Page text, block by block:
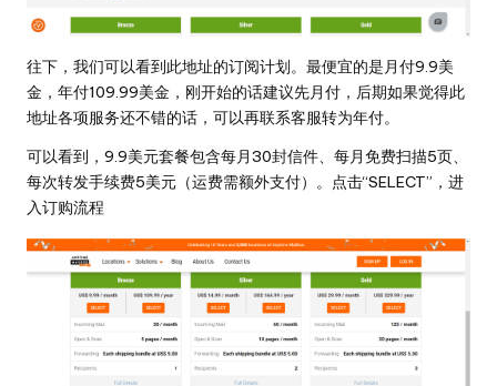
往下，我们可以看到此地址的订阅计划。最便宜的是月付9.9美
金，年付109.99美金，刚开始的话建议先月付，后期如果觉得此
地址各项服务还不错的话，可以再联系客服转为年付。
可以看到，9.9美元套餐包含每月30封信件、每月免费扫描5页、
每次转发手续费5美元（运费需额外支付）。点击“SELECT”，进
入订购流程